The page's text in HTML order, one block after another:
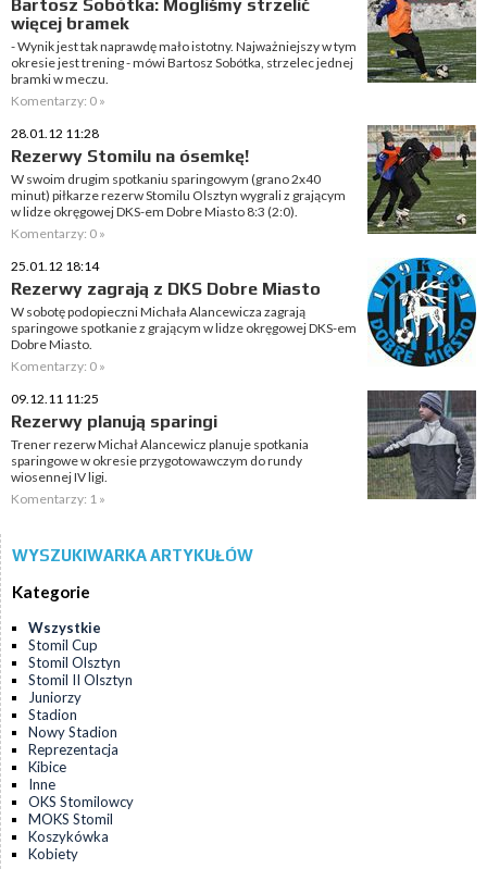
Bartosz Sobótka: Mogliśmy strzelić
więcej bramek
- Wynik jest tak naprawdę mało istotny. Najważniejszy w tym
okresie jest trening - mówi Bartosz Sobótka, strzelec jednej
bramki w meczu.
Komentarzy: 0 »
28.01.12 11:28
Rezerwy Stomilu na ósemkę!
W swoim drugim spotkaniu sparingowym (grano 2x40
minut) piłkarze rezerw Stomilu Olsztyn wygrali z grającym
w lidze okręgowej DKS-em Dobre Miasto 8:3 (2:0).
Komentarzy: 0 »
25.01.12 18:14
Rezerwy zagrają z DKS Dobre Miasto
W sobotę podopieczni Michała Alancewicza zagrają
sparingowe spotkanie z grającym w lidze okręgowej DKS-em
Dobre Miasto.
Komentarzy: 0 »
09.12.11 11:25
Rezerwy planują sparingi
Trener rezerw Michał Alancewicz planuje spotkania
sparingowe w okresie przygotowawczym do rundy
wiosennej IV ligi.
Komentarzy: 1 »
WYSZUKIWARKA ARTYKUŁÓW
Kategorie
Wszystkie
Stomil Cup
Stomil Olsztyn
Stomil II Olsztyn
Juniorzy
Stadion
Nowy Stadion
Reprezentacja
Kibice
Inne
OKS Stomilowcy
MOKS Stomil
Koszykówka
Kobiety